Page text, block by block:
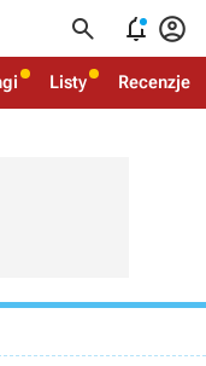
  
Listy Recenzje